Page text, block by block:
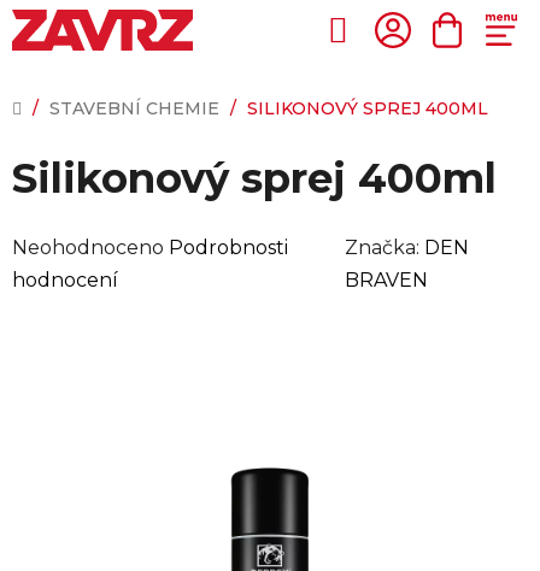
Přejít
na
Hledat
KOŠÍK
DOMŮ
/ STAVEBNÍ CHEMIE / SILIKONOVÝ SPREJ 400ML
Silikonový sprej 400ml
Průměrné
hodnocení
Neohodnoceno Podrobnosti
hodnocení
Značka: DEN
BRAVEN